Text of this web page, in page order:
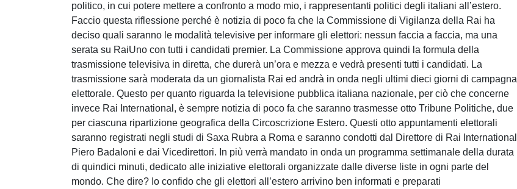
politico, in cui potere mettere a confronto a modo mio, i rappresentanti politici degli italiani all’estero.
Faccio questa riflessione perché è notizia di poco fa che la Commissione di Vigilanza della Rai ha
deciso quali saranno le modalità televisive per informare gli elettori: nessun faccia a faccia, ma una
serata su RaiUno con tutti i candidati premier. La Commissione approva quindi la formula della
trasmissione televisiva in diretta, che durerà un’ora e mezza e vedrà presenti tutti i candidati. La
trasmissione sarà moderata da un giornalista Rai ed andrà in onda negli ultimi dieci giorni di campagna
elettorale. Questo per quanto riguarda la televisione pubblica italiana nazionale, per ciò che concerne
invece Rai International, è sempre notizia di poco fa che saranno trasmesse otto Tribune Politiche, due
per ciascuna ripartizione geografica della Circoscrizione Estero. Questi otto appuntamenti elettorali
saranno registrati negli studi di Saxa Rubra a Roma e saranno condotti dal Direttore di Rai International
Piero Badaloni e dai Vicedirettori. In più verrà mandato in onda un programma settimanale della durata
di quindici minuti, dedicato alle iniziative elettorali organizzate dalle diverse liste in ogni parte del
mondo. Che dire? Io confido che gli elettori all’estero arrivino ben informati e preparati